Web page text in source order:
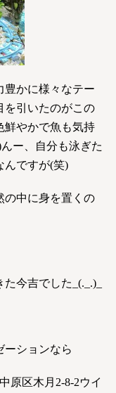
豊かに様々なテー
を引いたのがこの
鮮やかで魚も気持
ー、自分も泳ぎた
んですが(笑)
の中に身を置くの
今吉でした_(._.)_
ーションなら
原区木月2-8-2ウイ